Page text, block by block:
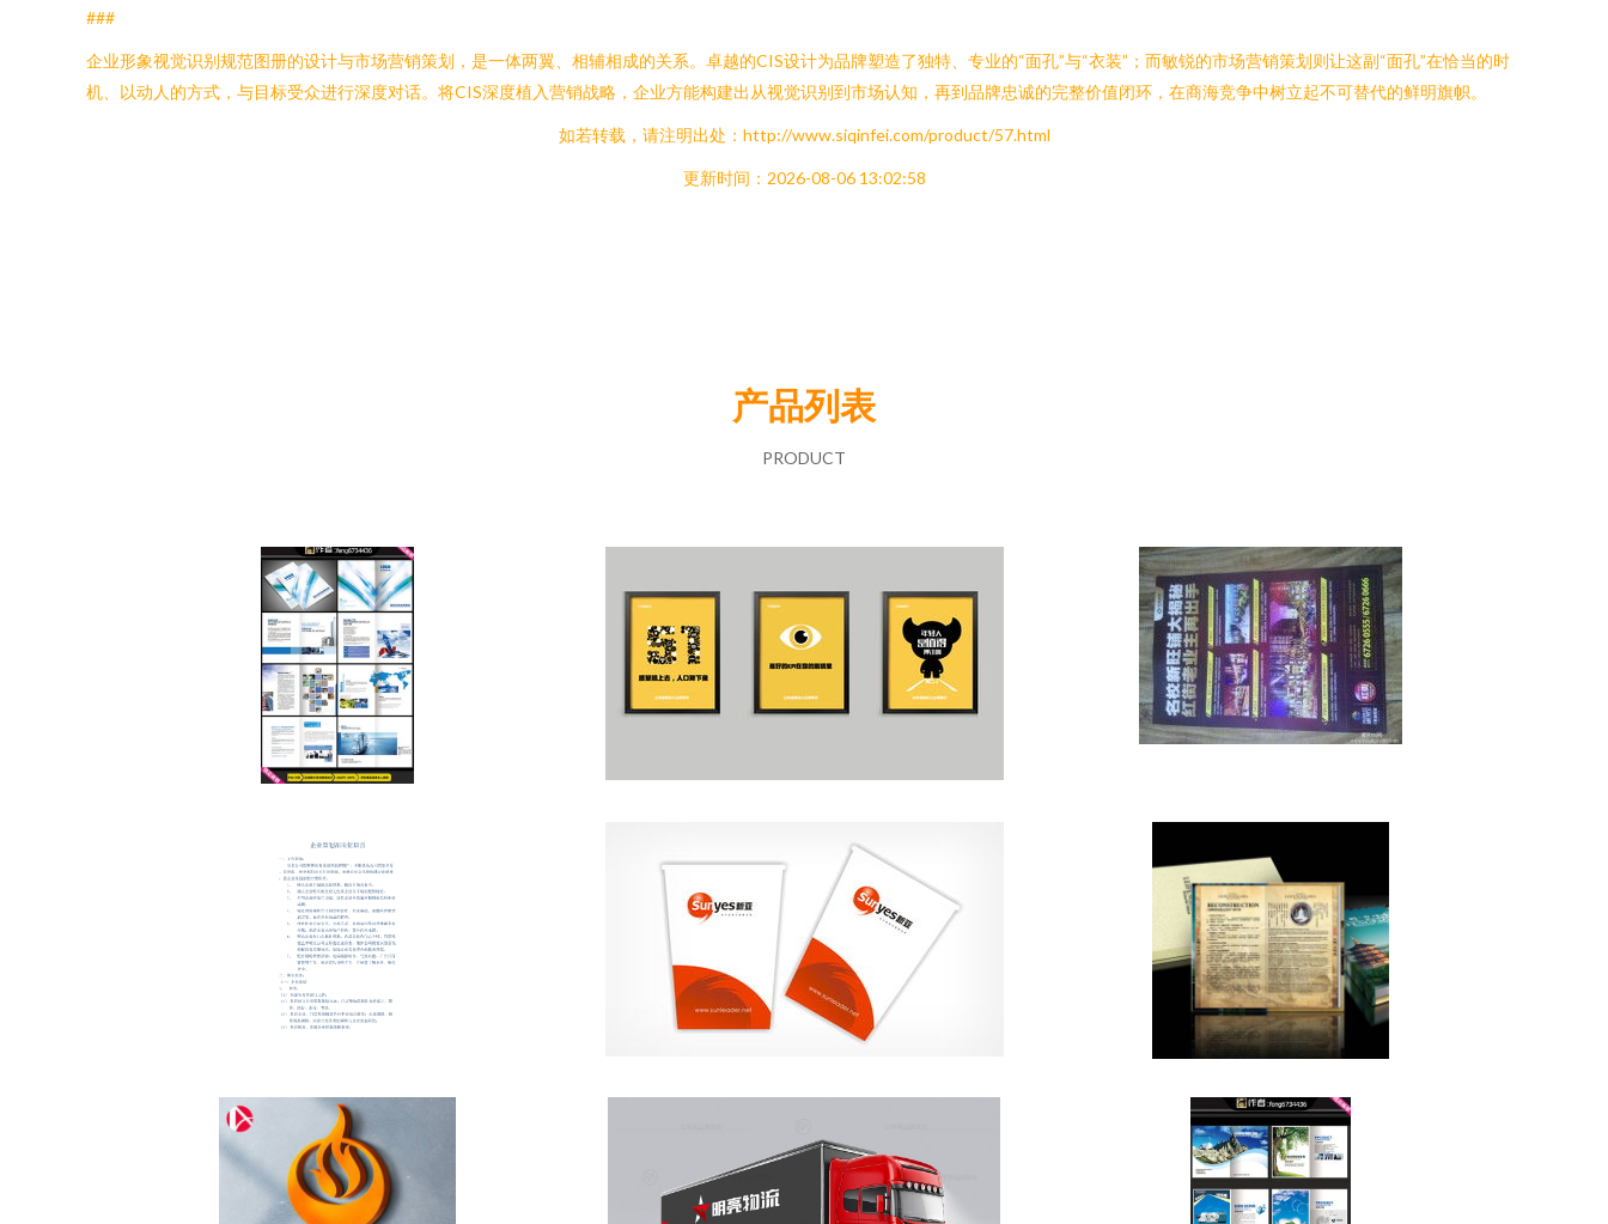
###
企业形象视觉识别规范图册的设计与市场营销策划，是一体两翼、相辅相成的关系。卓越的CIS设计为品牌塑造了独特、专业的“面孔”与“衣装”；而敏锐的市场营销策划则让这副“面孔”在恰当的时
机、以动人的方式，与目标受众进行深度对话。将CIS深度植入营销战略，企业方能构建出从视觉识别到市场认知，再到品牌忠诚的完整价值闭环，在商海竞争中树立起不可替代的鲜明旗帜。
如若转载，请注明出处：http://www.siqinfei.com/product/57.html
更新时间：2026-08-06 13:02:58
产品列表
PRODUCT